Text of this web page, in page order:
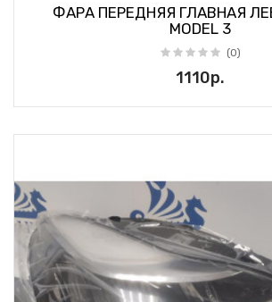
ФАРА ПЕРЕДНЯЯ ГЛАВНАЯ
MODEL 3
(0)
1110р.